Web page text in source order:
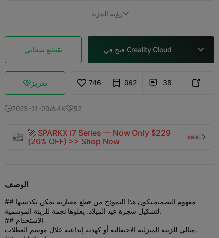
رؤية المزيد
تقطيع سحابي فتح في Creality Cloud 
تعزيز 746 962  38 
2025-11-094K52
🚀 SPARKX i7 Series — Now Only $229
(26% OFF) >> Shop Now
sale 
الوصف
## مفهوم التصميميتكون هذا النموذج من قطع معيارية يمكن تكديسها
لتشكيل شجرة عيد الميلاد، يعلوها نجمة للزينة الموسمية.
## الاستخدام
مثالي للزينة المنزلية الاحتفالية أو كهدية إبداعية خلال موسم العطلات.